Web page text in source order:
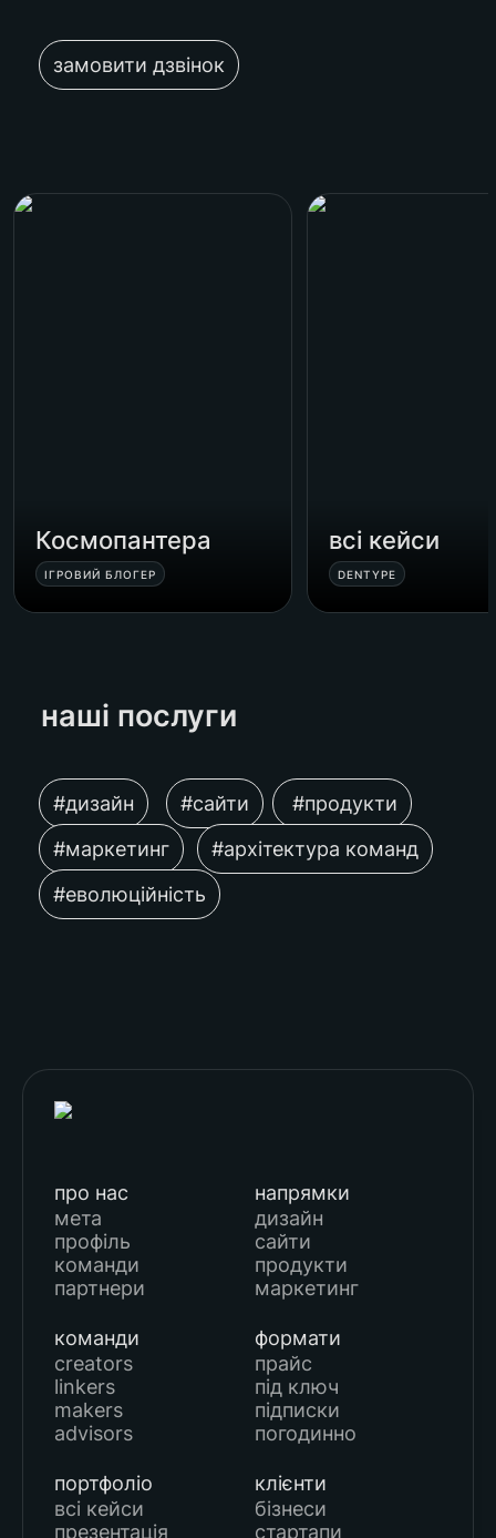
замовити дзвінок
Космопантера
Космопантера
ІГРОВИЙ БЛОГЕР
всі кейси
всі кейси
DENTYPE
наші послуги
#дизайн #сайти
#продукти
#маркетинг
#архітектура команд
#еволюційність
про нас
мета
профіль
команди
партнери
напрямки
дизайн
сайти
продукти
маркетинг
команди
creators
linkers
makers
advisors
формати
прайс
під ключ
підписки
погодинно
портфоліо
всі кейси
презентація
клієнти
бізнеси
стартапи